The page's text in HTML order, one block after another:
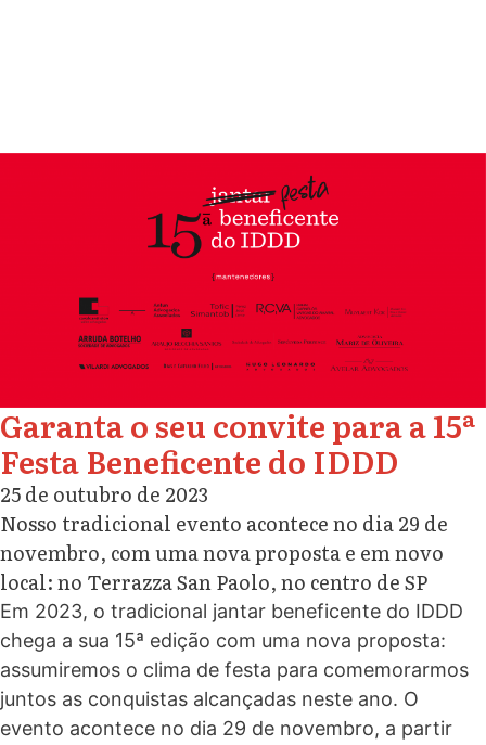
Garanta o seu convite para a 15ª
Festa Beneficente do IDDD
25 de outubro de 2023
Nosso tradicional evento acontece no dia 29 de
novembro, com uma nova proposta e em novo
local: no Terrazza San Paolo, no centro de SP
Em 2023, o tradicional jantar beneficente do IDDD
chega a sua 15ª edição com uma nova proposta:
assumiremos o clima de festa para comemorarmos
juntos as conquistas alcançadas neste ano. O
evento acontece no dia 29 de novembro, a partir